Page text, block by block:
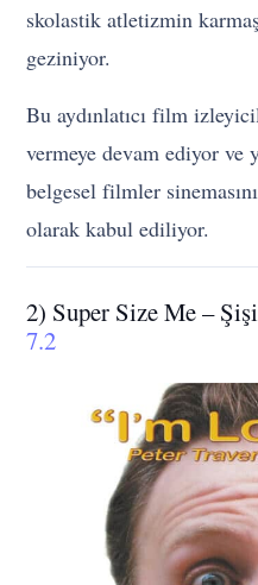
skolastik atletizmin
geziniyor.
Bu aydınlatıcı film
vermeye devam ediyor ve
belgesel filmler
olarak kabul ediliyor.
2) Super Size Me –
7.2